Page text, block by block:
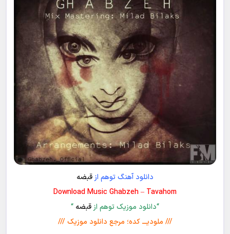
دانلود آهنگ توهم از قبضه
Download Music Ghabzeh – Tavahom
“دانلود موزیک توهم از قبضه “
/// ملودیـــ کده؛ مرجع دانلود موزیک ///